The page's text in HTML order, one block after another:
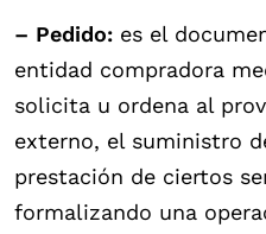
– Pedido: es el
entidad compradora
solicita u ordena al
externo, el suministro
prestación de ciertos
formalizando una